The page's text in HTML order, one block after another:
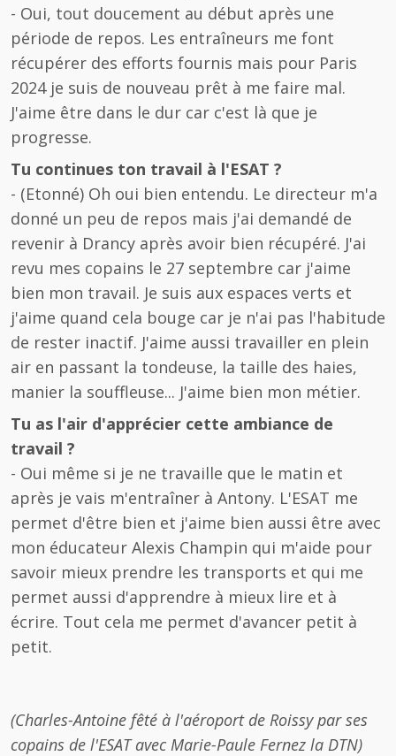
- Oui, tout doucement au début après une
période de repos. Les entraîneurs me font
récupérer des efforts fournis mais pour Paris
2024 je suis de nouveau prêt à me faire mal.
J'aime être dans le dur car c'est là que je
progresse.
Tu continues ton travail à l'ESAT ?
- (Etonné) Oh oui bien entendu. Le directeur m'a
donné un peu de repos mais j'ai demandé de
revenir à Drancy après avoir bien récupéré. J'ai
revu mes copains le 27 septembre car j'aime
bien mon travail. Je suis aux espaces verts et
j'aime quand cela bouge car je n'ai pas l'habitude
de rester inactif. J'aime aussi travailler en plein
air en passant la tondeuse, la taille des haies,
manier la souffleuse... J'aime bien mon métier.
Tu as l'air d'apprécier cette ambiance de
travail ?
- Oui même si je ne travaille que le matin et
après je vais m'entraîner à Antony. L'ESAT me
permet d'être bien et j'aime bien aussi être avec
mon éducateur Alexis Champin qui m'aide pour
savoir mieux prendre les transports et qui me
permet aussi d'apprendre à mieux lire et à
écrire. Tout cela me permet d'avancer petit à
petit.
(Charles-Antoine fêté à l'aéroport de Roissy par ses
copains de l'ESAT avec Marie-Paule Fernez la DTN)